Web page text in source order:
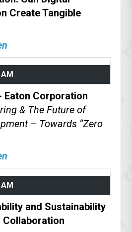
Create Tangible
Eaton Corporation
& The Future of
– Towards “Zero
and Sustainability